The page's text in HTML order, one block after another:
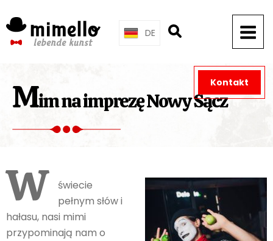
to
content
DE
Mim na imprezę Nowy Sącz
W
świecie
pełnym słów i
hałasu, nasi mimi
przypominają nam o
Kontakt